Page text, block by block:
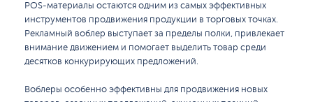
POS-материалы остаются одним из самых эффективных
инструментов продвижения продукции в торговых точках.
Рекламный воблер выступает за пределы полки, привлекает
внимание движением и помогает выделить товар среди
десятков конкурирующих предложений.
Воблеры особенно эффективны для продвижения новых